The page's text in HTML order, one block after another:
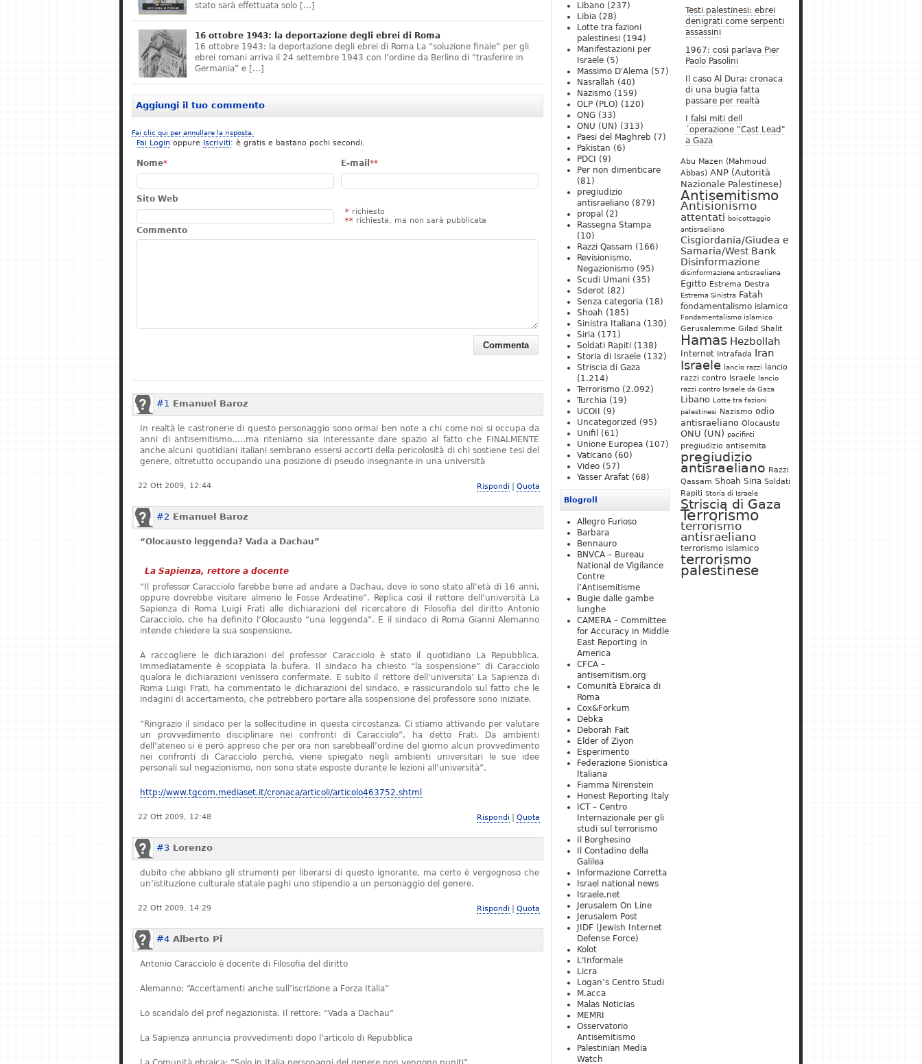
stato sarà effettuata solo […]
16 ottobre 1943: la deportazione degli ebrei di Roma
16 ottobre 1943: la deportazione degli ebrei di Roma La “soluzione finale” per gli
ebrei romani arriva il 24 settembre 1943 con l’ordine da Berlino di “trasferire in
Germania” e […]
Aggiungi il tuo commento
Fai clic qui per annullare la risposta.
Fai Login oppure Iscriviti: è gratis e bastano pochi secondi.
Nome* E-mail **
Sito Web
* richiesto
** richiesta, ma non sarà pubblicata
Commento
#1 Emanuel Baroz
In realtà le castronerie di questo personaggio sono ormai ben note a chi come noi si occupa da
anni di antisemitismo…..ma riteniamo sia interessante dare spazio al fatto che FINALMENTE
anche alcuni quotidiani italiani sembrano essersi accorti della pericolosità di chi sostiene tesi del
genere, oltretutto occupando una posizione di pseudo insegnante in una università
22 Ott 2009, 12:44 Rispondi Quota
#2 Emanuel Baroz
“Olocausto leggenda? Vada a Dachau”
La Sapienza, rettore a docente
“Il professor Caracciolo farebbe bene ad andare a Dachau, dove io sono stato all’età di 16 anni,
oppure dovrebbe visitare almeno le Fosse Ardeatine”. Replica così il rettore dell’università La
Sapienza di Roma Luigi Frati alle dichiarazioni del ricercatore di Filosofia del diritto Antonio
Caracciolo, che ha definito l’Olocausto “una leggenda”. E il sindaco di Roma Gianni Alemanno
intende chiedere la sua sospensione.
A raccogliere le dichiarazioni del professor Caracciolo è stato il quotidiano La Repubblica.
Immediatamente è scoppiata la bufera. Il sindaco ha chiesto “la sospensione” di Caracciolo
qualora le dichiarazioni venissero confermate. E subito il rettore dell’universita’ La Sapienza di
Roma Luigi Frati, ha commentato le dichiarazioni del sindaco, e rassicurandolo sul fatto che le
indagini di accertamento, che potrebbero portare alla sospensione del professore sono iniziate.
“Ringrazio il sindaco per la sollecitudine in questa circostanza. Ci stiamo attivando per valutare
un provvedimento disciplinare nei confronti di Caracciolo”, ha detto Frati. Da ambienti
dell’ateneo si è però appreso che per ora non sarebbeall’ordine del giorno alcun provvedimento
nei confronti di Caracciolo perché, viene spiegato negli ambienti universitari le sue idee
personali sul negazionismo, non sono state esposte durante le lezioni all’università”.
http://www.tgcom.mediaset.it/cronaca/articoli/articolo463752.shtml
22 Ott 2009, 12:48 Rispondi Quota
#3 Lorenzo
dubito che abbiano gli strumenti per liberarsi di questo ignorante, ma certo è vergognoso che
un’istituzione culturale statale paghi uno stipendio a un personaggio del genere.
22 Ott 2009, 14:29 Rispondi Quota
#4 Alberto Pi
Antonio Caracciolo è docente di Filosofia del diritto
Alemanno: “Accertamenti anche sull’iscrizione a Forza Italia”
Lo scandalo del prof negazionista. Il rettore: “Vada a Dachau”
La Sapienza annuncia provvedimenti dopo l’articolo di Repubblica
Testi palestinesi: ebrei
denigrati come serpenti
assassini
1967: così parlava Pier
Paolo Pasolini
Il caso Al Dura: cronaca
di una bugia fatta
passare per realtà
I falsi miti dell
´operazione "Cast Lead"
a Gaza
Abu Mazen (Mahmoud
Abbas) ANP (Autorità
Nazionale Palestinese)
Antisemitismo
Antisionismo
attentati boicottaggio
antisraeliano
Cisgiordania/Giudea e
Samaria/West Bank
Disinformazione
disinformazione antisraeliana
Egitto Estrema Destra
Estrema Sinistra Fatah
fondamentalismo islamico
Fondamentalismo islamico
Gerusalemme Gilad Shalit
Hamas Hezbollah
Internet Intrafada Iran
Israele lancio razzi
lancio
razzi contro Israele lancio
razzi contro Israele da Gaza
Libano Lotte tra fazioni
palestinesi Nazismo odio
antisraeliano Olocausto
ONU (UN) pacifinti
pregiudizio antisemita
pregiudizio
antisraeliano Razzi
Qassam Shoah Siria Soldati
Rapiti Storia di Israele
Striscia di Gaza
Terrorismo
terrorismo
antisraeliano
terrorismo islamico
terrorismo
palestinese
Libano (237)
Libia (28)
Lotte tra fazioni
palestinesi (194)
Manifestazioni per
Israele (5)
Massimo D'Alema (57)
Nasrallah (40)
Nazismo (159)
OLP (PLO) (120)
ONG (33)
ONU (UN) (313)
Paesi del Maghreb (7)
Pakistan (6)
PDCI
(9)
Per non dimenticare
(81)
pregiudizio
antisraeliano (879)
propal (2)
Rassegna Stampa
(10)
Razzi Qassam (166)
Revisionismo,
Negazionismo (95)
Scudi Umani (35)
Sderot (82)
Senza categoria (18)
Shoah (185)
Sinistra Italiana (130)
Siria (171)
Soldati Rapiti (138)
Storia di Israele (132)
Striscia di Gaza
(1.214)
Terrorismo (2.092)
Turchia (19)
UCOII
(9)
Uncategorized (95)
Unifil
(61)
Unione Europea (107)
Vaticano (60)
Video (57)
Yasser Arafat (68)
Blogroll
Allegro Furioso
Barbara
Bennauro
BNVCA – Bureau
National de Vigilance
Contre
l’Antisemitisme
Bugie dalle gambe
lunghe
CAMERA – Committee
for Accuracy in Middle
East Reporting in
America
CFCA –
antisemitism.org
Comunità Ebraica di
Roma
Cox&Forkum
Debka
Deborah Fait
Elder of Ziyon
Esperimento
Federazione Sionistica
Italiana
Fiamma Nirenstein
Honest Reporting Italy
ICT – Centro
Internazionale per gli
studi sul terrorismo
Il Borghesino
Il Contadino della
Galilea
Informazione Corretta
Israel national news
Israele.net
Jerusalem On Line
Jerusalem Post
JIDF (Jewish Internet
Defense Force)
Kolot
L'Informale
Licra
Logan’s Centro Studi
M.acca
Malas Noticias
MEMRI
Osservatorio
Antisemitismo
Palestinian Media
Watch